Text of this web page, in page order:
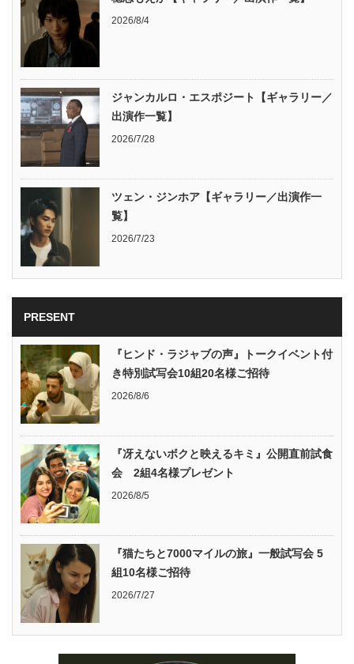
2026/8/4
ジャンカルロ・エスポジート【ギャラリー／
出演作一覧】
2026/7/28
ツェン・ジンホア【ギャラリー／出演作一
覧】
2026/7/23
PRESENT
『ヒンド・ラジャブの声』トークイベント付
き特別試写会10組20名様ご招待
2026/8/6
『冴えないボクと映えるキミ』公開直前試食
会 2組4名様プレゼント
2026/8/5
『猫たちと7000マイルの旅』一般試写会 5
組10名様ご招待
2026/7/27